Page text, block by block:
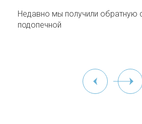
Недавно мы получили обратную
подопечной